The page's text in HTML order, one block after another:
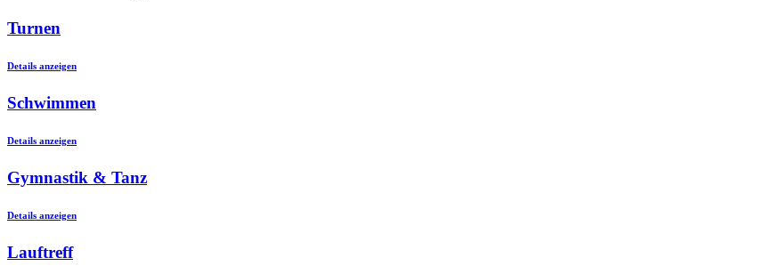
Turnen
Details anzeigen
Schwimmen
Details anzeigen
Gymnastik & Tanz
Details anzeigen
Lauftreff